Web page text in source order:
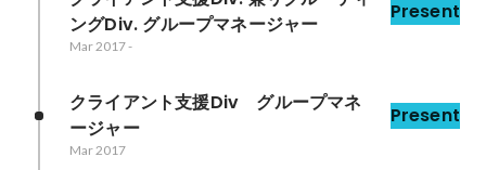
ングDiv. グループマネージャー
Present
Mar 2017-
クライアント支援Div　グループマネ
ージャー
Present
Mar 2017